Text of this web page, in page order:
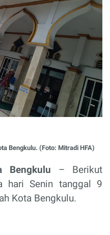
Bengkulu. (Foto: Mitradi HFA)
Bengkulu – Berikut
hari Senin tanggal 9
Kota Bengkulu.